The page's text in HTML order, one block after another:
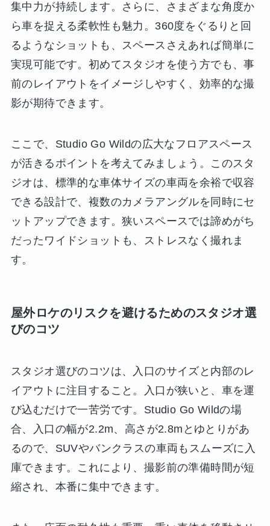
集中力が持続します。さらに、さまざまな角度か
ら車を捉える柔軟性も魅力。360度をぐるりと回
るようなショットも、スペースさえあれば簡単に
実現可能です。初めてスタジオを使う方でも、事
前のレイアウトをイメージしやすく、効率的な撮
影が期待できます。
ここで、Studio Go Wildの広大なフロアスペース
が活きるポイントを考えてみましょう。このスタ
ジオは、標準的な車体サイズの車両を余裕で収容
できる設計で、複数のカメラアングルを同時にセ
ットアップできます。狭いスペースでは諦めがち
だったワイドショットも、ストレスなく撮れま
す。
屋外ロケのリスクを避けるためのスタジオ選
びのコツ
スタジオ選びのコツは、入口のサイズと内部のレ
イアウトに注目すること。入口が狭いと、車を運
び込むだけで一苦労です。Studio Go Wildの場
合、入口の幅が2.2m、高さが2.8mとゆとりがあ
るので、SUVやバンクラスの車両もスムーズに入
庫できます。これにより、撮影前の準備時間が短
縮され、本番に集中できます。